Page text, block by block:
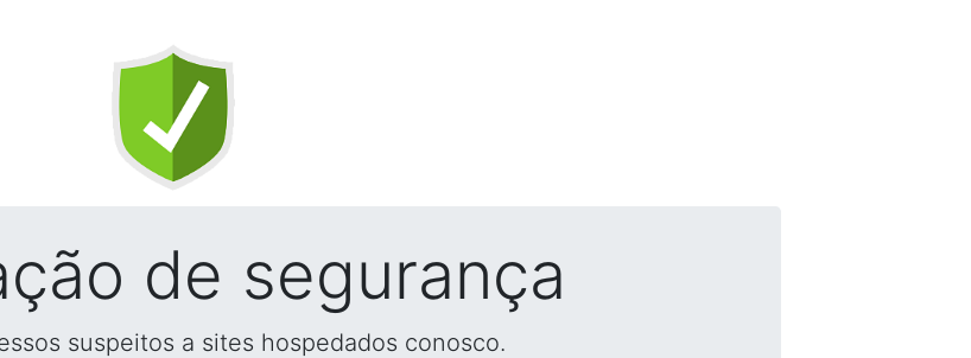
de segurança
suspeitos a sites hospedados conosco.